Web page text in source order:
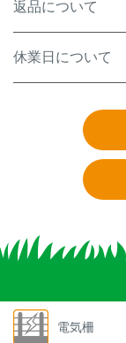
返品について
休業日について
電気柵